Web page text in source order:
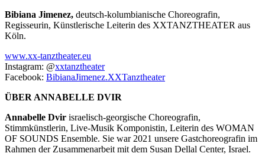
Bibiana Jimenez, deutsch-kolumbianische Choreografin,
Regisseurin, Künstlerische Leiterin des XXTANZTHEATER aus
Köln.
www.xx-tanztheater.eu
Instagram: @xxtanztheater
Facebook: BibianaJimenez.XXTanztheater
ÜBER ANNABELLE DVIR
Annabelle Dvir israelisch-georgische Choreografin,
Stimmkünstlerin, Live-Musik Komponistin, Leiterin des WOMAN
OF SOUNDS Ensemble. Sie war 2021 unsere Gastchoreografin im
Rahmen der Zusammenarbeit mit dem Susan Dellal Center, Israel.